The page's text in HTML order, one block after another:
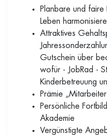
Planbare und faire
Leben
Attraktives
Gutschein über
wofür - JobRad -
Kinderbetreuung
Prämie
Persönliche
Akademie
Vergünstigte